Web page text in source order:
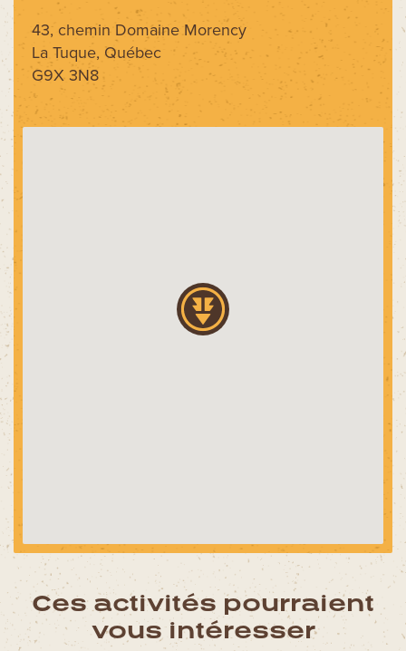
43, chemin Domaine Morency
La Tuque, Québec
G9X 3N8
Ces activités pourraient
vous intéresser